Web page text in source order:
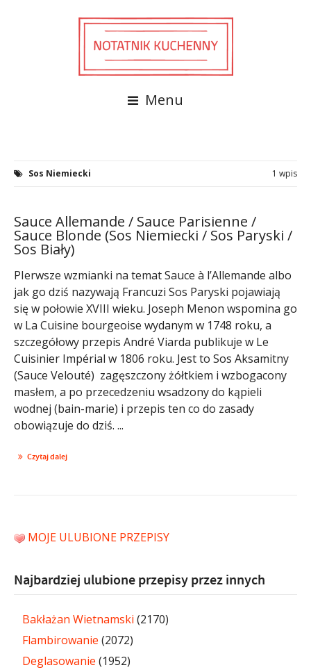
Menu
Sos Niemiecki 1 wpis
Sauce Allemande / Sauce Parisienne /
Sauce Blonde (Sos Niemiecki / Sos Paryski /
Sos Biały)
PIerwsze wzmianki na temat Sauce à l’Allemande albo
jak go dziś nazywają Francuzi Sos Paryski pojawiają
się w połowie XVIII wieku. Joseph Menon wspomina go
w La Cuisine bourgeoise wydanym w 1748 roku, a
szczegółowy przepis André Viarda publikuje w Le
Cuisinier Impérial w 1806 roku. Jest to Sos Aksamitny
(Sauce Velouté) zagęszczony żółtkiem i wzbogacony
masłem, a po przecedzeniu wsadzony do kąpieli
wodnej (bain-marie) i przepis ten co do zasady
obowiązuje do dziś. ...
Czytaj dalej
MOJE ULUBIONE PRZEPISY
Najbardziej ulubione przepisy przez innych
Bakłażan Wietnamski (2170)
Flambirowanie (2072)
Deglasowanie (1952)